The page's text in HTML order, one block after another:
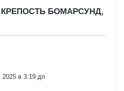
“КРЕПОСТЬ БОМАРСУНД,
в 3:19 дп